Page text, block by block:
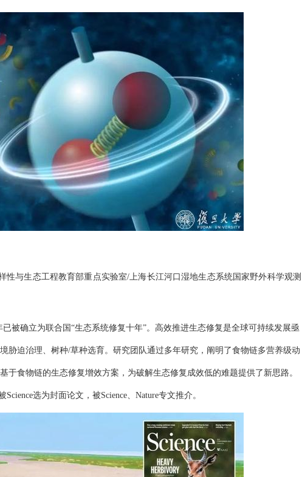
性与生态工程教育部重点实验室/上海长江河口湿地生态系统国家野外科学观测
已被确立为联合国“生态系统修复十年”。高效推进生态修复是全球可持续发展亟
胁迫治理、树种/草种选育。研究团队通过多年研究，阐明了食物链多营养级动
于食物链的生态修复增效方案，为破解生态修复成效低的难题提供了新思路。
选为封面论文，被Science、Nature专文推介。